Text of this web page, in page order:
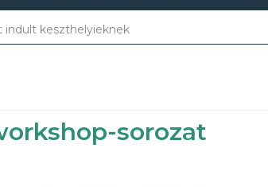
indult keszthelyieknek
sorozat